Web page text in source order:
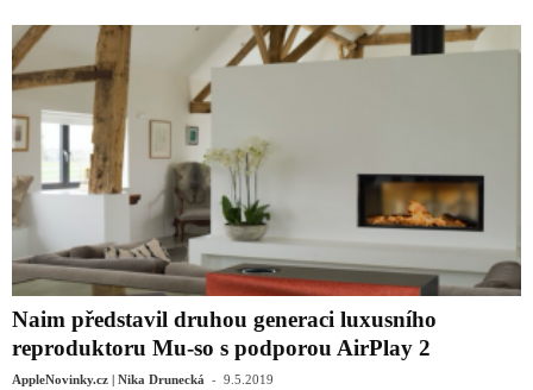
Naim představil druhou generaci luxusního
reproduktoru Mu-so s podporou AirPlay 2
AppleNovinky.cz | Nika Drunecká - 9.5.2019